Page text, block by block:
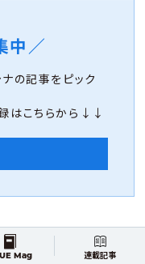
中／
の記事をピック
はこちらから↓↓
SHARE
Mag 連載記事